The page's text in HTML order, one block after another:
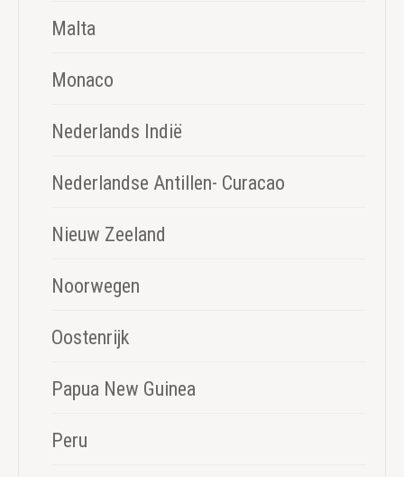
Malta
Monaco
Nederlands Indië
Nederlandse Antillen- Curacao
Nieuw Zeeland
Noorwegen
Oostenrijk
Papua New Guinea
Peru